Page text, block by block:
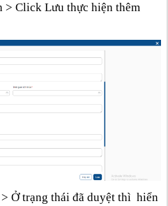
> Click Lưu thực hiện thêm
Ở trạng thái đã duyệt thì hiển